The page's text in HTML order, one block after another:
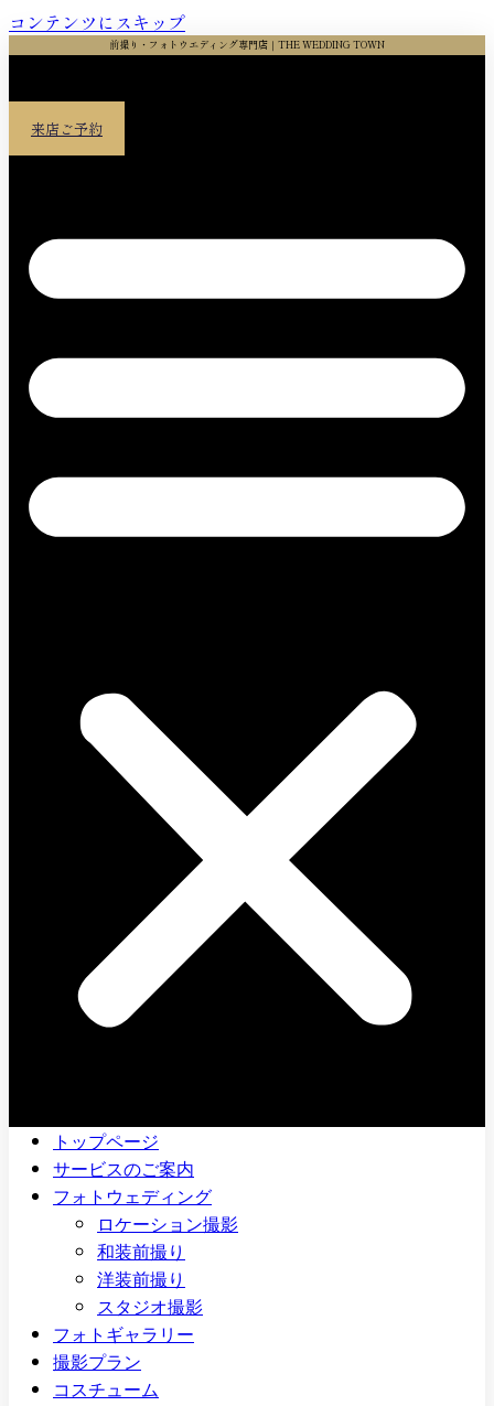
コンテンツにスキップ
前撮り・フォトウエディング専門店｜THE WEDDING TOWN
来店ご予約
トップページ
サービスのご案内
フォトウェディング
ロケーション撮影
和装前撮り
洋装前撮り
スタジオ撮影
フォトギャラリー
撮影プラン
コスチューム